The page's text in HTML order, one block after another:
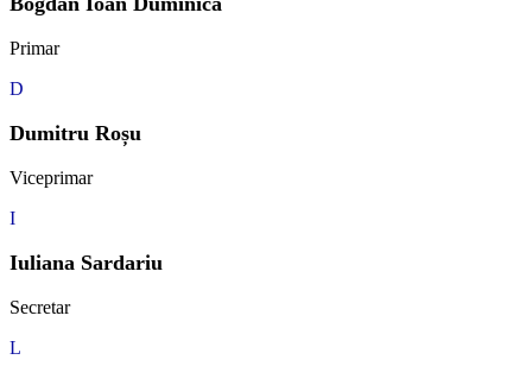
Primar
D
Dumitru Roșu
Viceprimar
I
Iuliana Sardariu
Secretar
L